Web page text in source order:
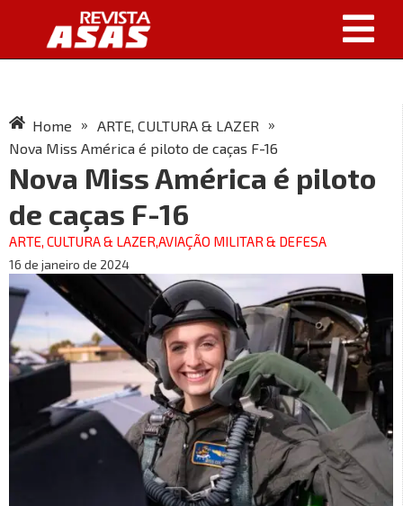
Home » ARTE, CULTURA & LAZER
»
Nova Miss América é piloto de caças F-16
Nova Miss América é piloto
de caças F-16
ARTE, CULTURA & LAZER,AVIAÇÃO MILITAR & DEFESA
16 de janeiro de 2024